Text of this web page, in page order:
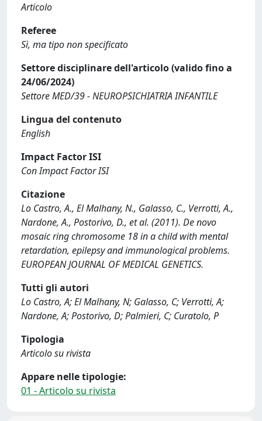
Articolo
Referee
Sì, ma tipo non specificato
Settore disciplinare dell'articolo (valido fino a
24/06/2024)
Settore MED/39 - NEUROPSICHIATRIA INFANTILE
Lingua del contenuto
English
Impact Factor ISI
Con Impact Factor ISI
Citazione
Lo Castro, A., El Malhany, N., Galasso, C., Verrotti, A.,
Nardone, A., Postorivo, D., et al. (2011). De novo
mosaic ring chromosome 18 in a child with mental
retardation, epilepsy and immunological problems.
EUROPEAN JOURNAL OF MEDICAL GENETICS.
Tutti gli autori
Lo Castro, A; El Malhany, N; Galasso, C; Verrotti, A;
Nardone, A; Postorivo, D; Palmieri, C; Curatolo, P
Tipologia
Articolo su rivista
Appare nelle tipologie:
01 - Articolo su rivista